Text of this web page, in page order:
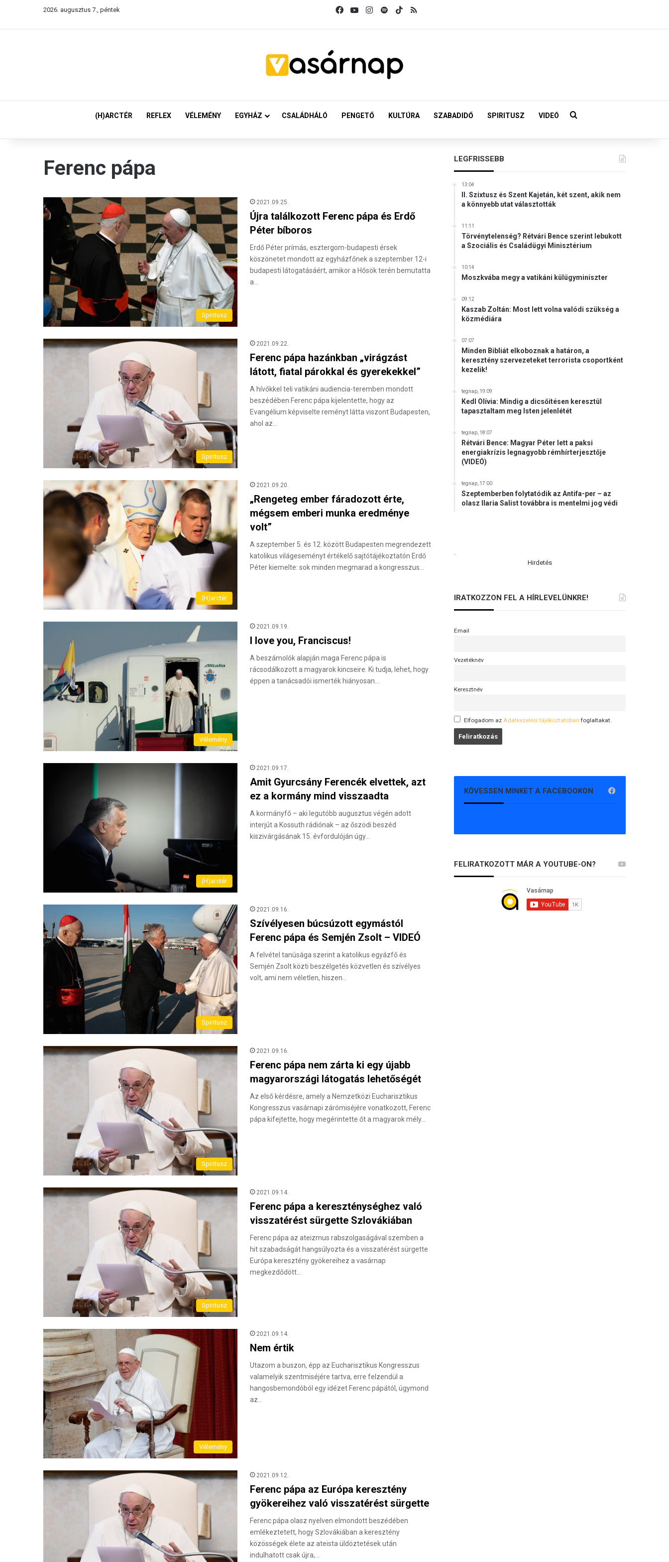
2026. augusztus 7., péntek FacebookYouTubeInstagram
SpotifyTikTok
(H)ARCTÉR REFLEX VÉLEMÉNY EGYHÁZ CSALÁDHÁLÓ PENGETŐ KULTÚRA SZABADIDŐ SPIRITUSZ VIDEÓ Keresés:
Ferenc pápa
Spiritusz
2021.09.25.
Újra találkozott Ferenc pápa és Erdő
Péter bíboros
Erdő Péter prímás, esztergom-budapesti érsek
köszönetet mondott az egyházfőnek a szeptember 12-i
budapesti látogatásáért, amikor a Hősök terén bemutatta
a…
Spiritusz
2021.09.22.
Ferenc pápa hazánkban „virágzást
látott, fiatal párokkal és gyerekekkel”
A hívőkkel teli vatikáni audiencia-teremben mondott
beszédében Ferenc pápa kijelentette, hogy az
Evangélium képviselte reményt látta viszont Budapesten,
ahol az…
(H)arctér
2021.09.20.
„Rengeteg ember fáradozott érte,
mégsem emberi munka eredménye
volt”
A szeptember 5. és 12. között Budapesten megrendezett
katolikus világeseményt értékelő sajtótájékoztatón Erdő
Péter kiemelte: sok minden megmarad a kongresszus…
Vélemény
2021.09.19.
I love you, Franciscus!
A beszámolók alapján maga Ferenc pápa is
rácsodálkozott a magyarok kincseire. Ki tudja, lehet, hogy
éppen a tanácsadói ismerték hiányosan…
(H)arctér
2021.09.17.
Amit Gyurcsány Ferencék elvettek, azt
ez a kormány mind visszaadta
A kormányfő – aki legutóbb augusztus végén adott
interjút a Kossuth rádiónak – az őszödi beszéd
kiszivárgásának 15. évfordulóján úgy…
Spiritusz
2021.09.16.
Szívélyesen búcsúzott egymástól
Ferenc pápa és Semjén Zsolt – VIDEÓ
A felvétel tanúsága szerint a katolikus egyázfő és
Semjén Zsolt közti beszélgetés közvetlen és szívélyes
volt, ami nem véletlen, hiszen…
Spiritusz
2021.09.16.
Ferenc pápa nem zárta ki egy újabb
magyarországi látogatás lehetőségét
Az első kérdésre, amely a Nemzetközi Eucharisztikus
Kongresszus vasárnapi zárómiséjére vonatkozott, Ferenc
pápa kifejtette, hogy megérintette őt a magyarok mély…
Spiritusz
2021.09.14.
Ferenc pápa a kereszténységhez való
visszatérést sürgette Szlovákiában
Ferenc pápa az ateizmus rabszolgaságával szemben a
hit szabadságát hangsúlyozta és a visszatérést sürgette
Európa keresztény gyökereihez a vasárnap
megkezdődött…
Vélemény
2021.09.14.
Nem értik
Utazom a buszon, épp az Eucharisztikus Kongresszus
valamelyik szentmiséjére tartva, erre felzendül a
hangosbemondóból egy idézet Ferenc pápától, úgymond
az…
2021.09.12.
Ferenc pápa az Európa keresztény
gyökereihez való visszatérést sürgette
Ferenc pápa olasz nyelven elmondott beszédében
emlékeztetett, hogy Szlovákiában a keresztény
közösségek élete az ateista üldöztetések után
indulhatott csak újra,…
LEGFRISSEBB
13:04
II. Szixtusz és Szent Kajetán, két szent, akik nem
a könnyebb utat választották
11:11
Törvénytelenség? Rétvári Bence szerint lebukott
a Szociális és Családügyi Minisztérium
10:14
Moszkvába megy a vatikáni külügyminiszter
09:12
Kaszab Zoltán: Most lett volna valódi szükség a
közmédiára
07:07
Minden Bibliát elkoboznak a határon, a
keresztény szervezeteket terrorista csoportként
kezelik!
tegnap, 19:09
Kedl Olívia: Mindig a dicsőítésen keresztül
tapasztaltam meg Isten jelenlétét
tegnap, 18:07
Rétvári Bence: Magyar Péter lett a paksi
energiakrízis legnagyobb rémhírterjesztője
(VIDEÓ)
tegnap, 17:00
Szeptemberben folytatódik az Antifa-per – az
olasz Ilaria Salist továbbra is mentelmi jog védi
.
Hirdetés
IRATKOZZON FEL A HÍRLEVELÜNKRE!
Email
Vezetéknév
Keresztnév
Elfogadom az Adatkezelési tájékoztatóban foglaltakat.
KÖVESSEN MINKET A FACEBOOKON
FELIRATKOZOTT MÁR A YOUTUBE-ON?